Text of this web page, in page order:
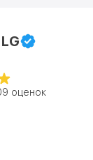
оценок